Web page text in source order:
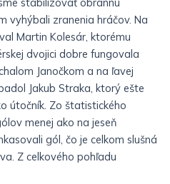
stabilizovať obrannú
vyhýbali zranenia hráčov. Na
Martin Kolesár, ktorému
dvojici dobre fungovala
Janočkom a na ľavej
Jakub Straka, ktorý ešte
útočník. Zo štatistického
menej ako na jeseň
gól, čo je celkom slušná
Z celkového pohľadu